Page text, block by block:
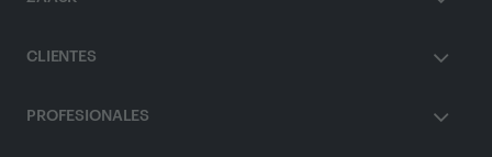
CLIENTES
PROFESIONALES